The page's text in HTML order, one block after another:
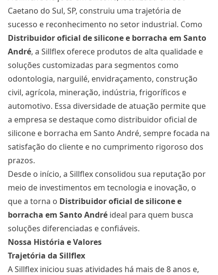
Caetano do Sul, SP, construiu uma trajetória de
sucesso e reconhecimento no setor industrial. Como
Distribuidor oficial de silicone e borracha em Santo
André, a Sillflex oferece produtos de alta qualidade e
soluções customizadas para segmentos como
odontologia, narguilé, envidraçamento, construção
civil, agrícola, mineração, indústria, frigoríficos e
automotivo. Essa diversidade de atuação permite que
a empresa se destaque como distribuidor oficial de
silicone e borracha em Santo André, sempre focada na
satisfação do cliente e no cumprimento rigoroso dos
prazos.
Desde o início, a Sillflex consolidou sua reputação por
meio de investimentos em tecnologia e inovação, o
que a torna o Distribuidor oficial de silicone e
borracha em Santo André ideal para quem busca
soluções diferenciadas e confiáveis.
Nossa História e Valores
Trajetória da Sillflex
A Sillflex iniciou suas atividades há mais de 8 anos e,